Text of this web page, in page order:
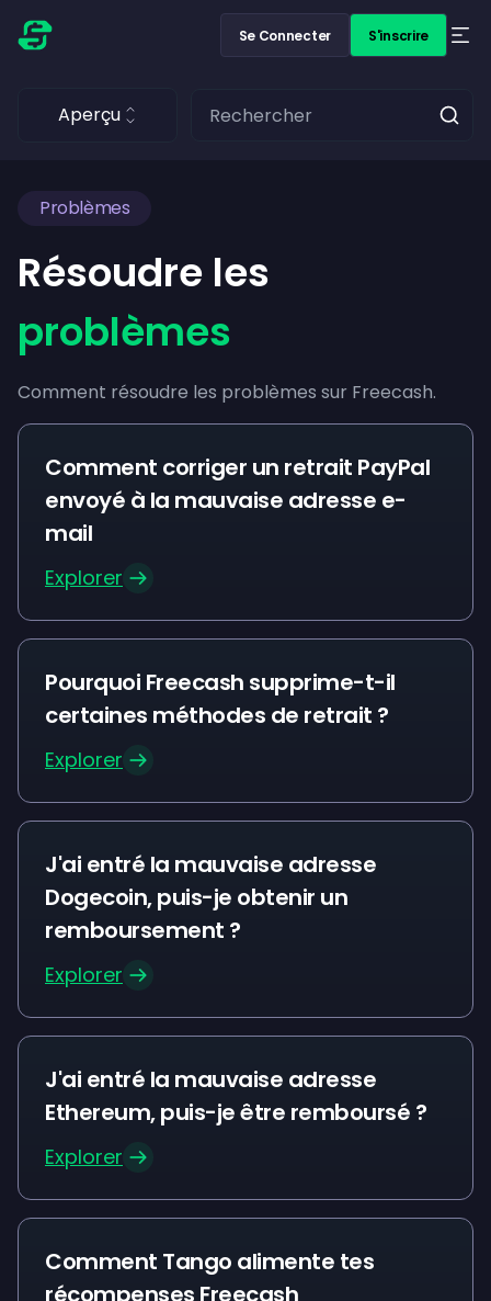
Se Connecter S'inscrire
Aperçu
Problèmes
Résoudre les
problèmes
Comment résoudre les problèmes sur Freecash.
Comment corriger un retrait PayPal
envoyé à la mauvaise adresse e-
mail
Explorer
Pourquoi Freecash supprime-t-il
certaines méthodes de retrait ?
Explorer
J'ai entré la mauvaise adresse
Dogecoin, puis-je obtenir un
remboursement ?
Explorer
J'ai entré la mauvaise adresse
Ethereum, puis-je être remboursé ?
Explorer
Comment Tango alimente tes
récompenses Freecash